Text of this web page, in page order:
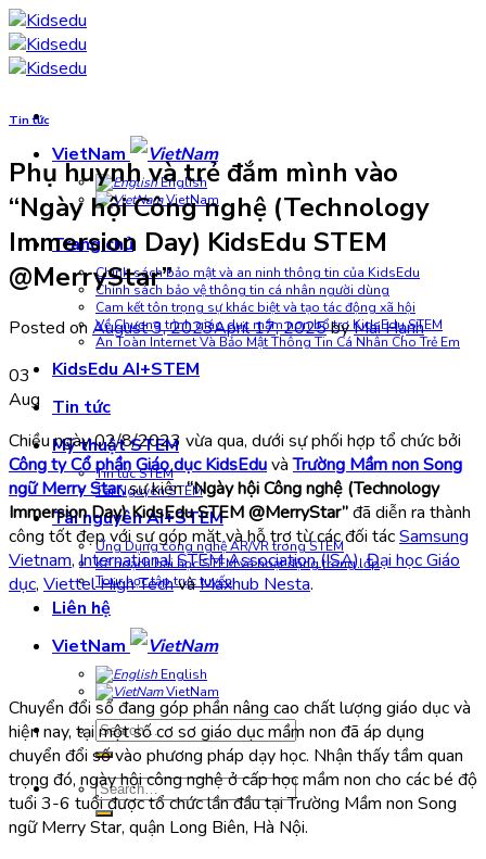
Skip
to
content
VietNam
English
VietNam
Trang chủ
Chính sách bảo mật và an ninh thông tin của KidsEdu
Chính sách bảo vệ thông tin cá nhân người dùng
Cam kết tôn trọng sự khác biệt và tạo tác động xã hội
Về Chương trình giáo dục mầm non bổ trợ KidsEdu STEM
An Toàn Internet Và Bảo Mật Thông Tin Cá Nhân Cho Trẻ Em
KidsEdu AI+STEM
Tin tức
Mỹ thuật STEM
Tin tức STEM
Tài Nguyên STEM
Tài nguyên AI+STEM
Ứng Dụng công nghệ AR/VR trong STEM
Kế hoạch bài học STEM và hoạt động trong lớp
Tour học tập trực tuyến
Liên hệ
VietNam
English
VietNam
Search
for:
Search
for:
Tin tức
Phụ huynh và trẻ đắm mình vào
“Ngày hội Công nghệ (Technology
Immersion Day) KidsEdu STEM
@MerryStar”
Posted on August 3, 2023April 17, 2025byMai Hạnh
03
Aug
Chiều ngày 02/8/2023 vừa qua, dưới sự phối hợp tổ chức bởi
Công ty Cổ phần Giáo dục KidsEduvàTrường Mầm non Song
ngữ Merry Star,sự kiện“Ngày hội Công nghệ (Technology
Immersion Day) KidsEdu STEM @MerryStar”đã diễn ra thành
công tốt đẹp với sự góp mặt và hỗ trợ từ các đối tácSamsung
Vietnam,International STEM Association (ISA),Đại học Giáo
dục, Viettel High TechvàMaxhub Nesta.
Chuyển đổi số đang góp phần nâng cao chất lượng giáo dục và
hiện nay, tại một số cơ sơ giáo dục mầm non đã áp dụng
chuyển đổi số vào phương pháp dạy học. Nhận thấy tầm quan
trọng đó, ngày hội công nghệ ở cấp học mầm non cho các bé độ
tuổi 3-6 tuổi được tổ chức lần đầu tại Trường Mầm non Song
ngữ Merry Star, quận Long Biên, Hà Nội.